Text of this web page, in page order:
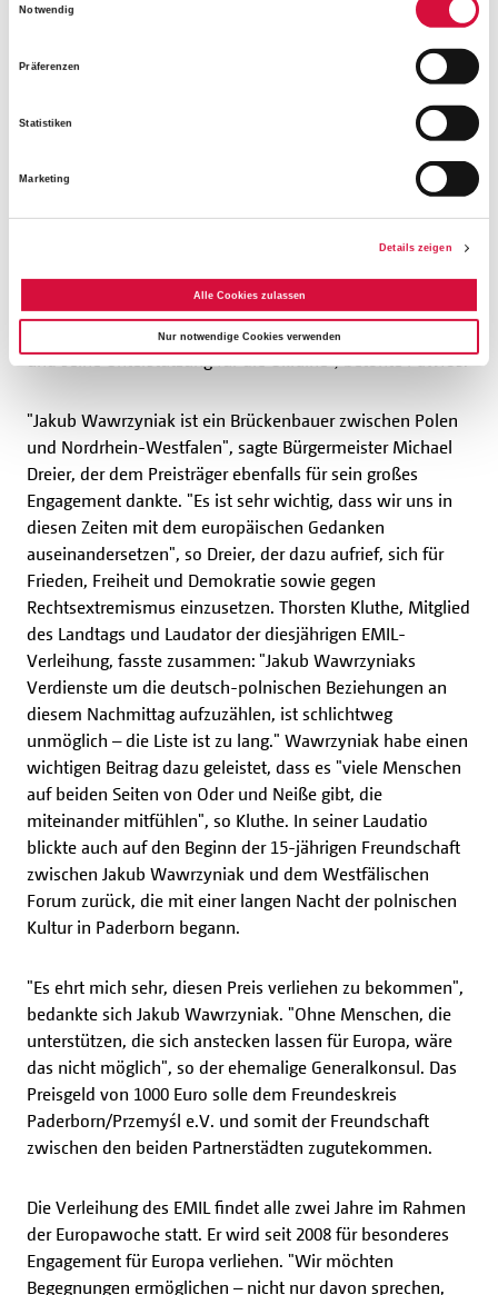
Notwendig
Präferenzen
Statistiken
Marketing
Details zeigen
Alle Cookies zulassen
Nur notwendige Cookies verwenden
Gesicht" gebe, so der Minister. Wie wichtig es sei, zu
in die Welt deutlich: So gehörten Desinformation und
und der Angriffskrieg gegen Russland – der zeige, dass es
nicht selbstverständlich sei, in einer Demokratie zu leben –
zu den aktuellen Herausforderungen unseres
Wertesystems. Auch Dariusz Pawłoś, Botschafter der
Republik Polen in Deutschland, würdigte die politische
Kompetenz Jakub Wawrzyniaks sowie den engen
Austausch, den er zwischen den lokalen Behörden und
den polnischen Mitbürger*innen pflegte. "Besonders
hervorheben möchte ich seinen unermüdlichen Einsatz
und seine Unterstützung für die Ukraine", betonte Pawłoś.
"Jakub Wawrzyniak ist ein Brückenbauer zwischen Polen
und Nordrhein-Westfalen", sagte Bürgermeister Michael
Dreier, der dem Preisträger ebenfalls für sein großes
Engagement dankte. "Es ist sehr wichtig, dass wir uns in
diesen Zeiten mit dem europäischen Gedanken
auseinandersetzen", so Dreier, der dazu aufrief, sich für
Frieden, Freiheit und Demokratie sowie gegen
Rechtsextremismus einzusetzen. Thorsten Kluthe, Mitglied
des Landtags und Laudator der diesjährigen EMIL-
Verleihung, fasste zusammen: "Jakub Wawrzyniaks
Verdienste um die deutsch-polnischen Beziehungen an
diesem Nachmittag aufzuzählen, ist schlichtweg
unmöglich – die Liste ist zu lang." Wawrzyniak habe einen
wichtigen Beitrag dazu geleistet, dass es "viele Menschen
auf beiden Seiten von Oder und Neiße gibt, die
miteinander mitfühlen", so Kluthe. In seiner Laudatio
blickte auch auf den Beginn der 15-jährigen Freundschaft
zwischen Jakub Wawrzyniak und dem Westfälischen
Forum zurück, die mit einer langen Nacht der polnischen
Kultur in Paderborn begann.
"Es ehrt mich sehr, diesen Preis verliehen zu bekommen",
bedankte sich Jakub Wawrzyniak. "Ohne Menschen, die
unterstützen, die sich anstecken lassen für Europa, wäre
das nicht möglich", so der ehemalige Generalkonsul. Das
Preisgeld von 1000 Euro solle dem Freundeskreis
Paderborn/Przemyśl e.V. und somit der Freundschaft
zwischen den beiden Partnerstädten zugutekommen.
Die Verleihung des EMIL findet alle zwei Jahre im Rahmen
der Europawoche statt. Er wird seit 2008 für besonderes
Engagement für Europa verliehen. "Wir möchten
Begegnungen ermöglichen – nicht nur davon sprechen,